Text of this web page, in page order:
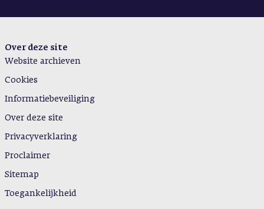
Over deze site
Website archieven
Cookies
Informatiebeveiliging
Over deze site
Privacyverklaring
Proclaimer
Sitemap
Toegankelijkheid